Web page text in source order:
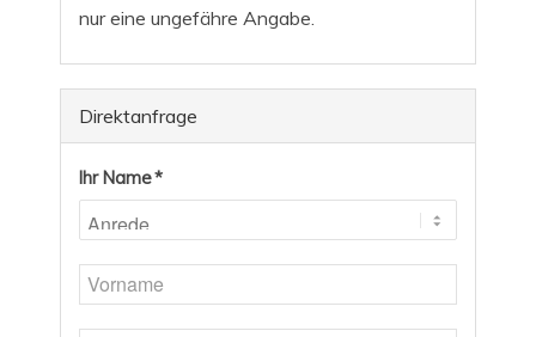
nur eine ungefähre Angabe.
Direktanfrage
Ihr Name *